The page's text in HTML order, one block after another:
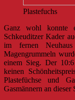
Plastefuchs
Ganz wohl konnte
Schkeuditzer Kader
im fernen
Magengrummeln
einem Sieg. Der
keinen
Plastefüchse und
Gasmännern an dieser